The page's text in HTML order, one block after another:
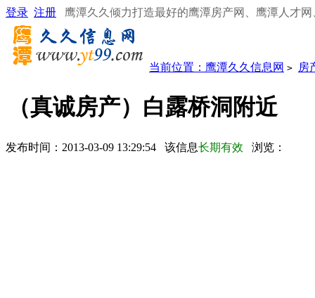
登录 注册 鹰潭久久倾力打造最好的鹰潭房产网、鹰潭人才
当前位置： 鹰潭久久信息网 > 房
（真诚房产）白露桥洞附近
发布时间：2013-03-09 13:29:54 该信息长期有效 浏览：